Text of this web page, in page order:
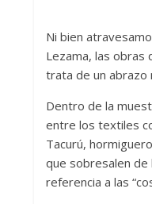
Ni bien
Lezama, las obras
trata de un abrazo
Dentro de la
entre los textiles
Tacurú,
que sobresalen de
referencia a las